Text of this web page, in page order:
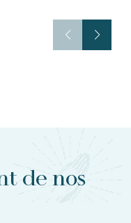
de nos